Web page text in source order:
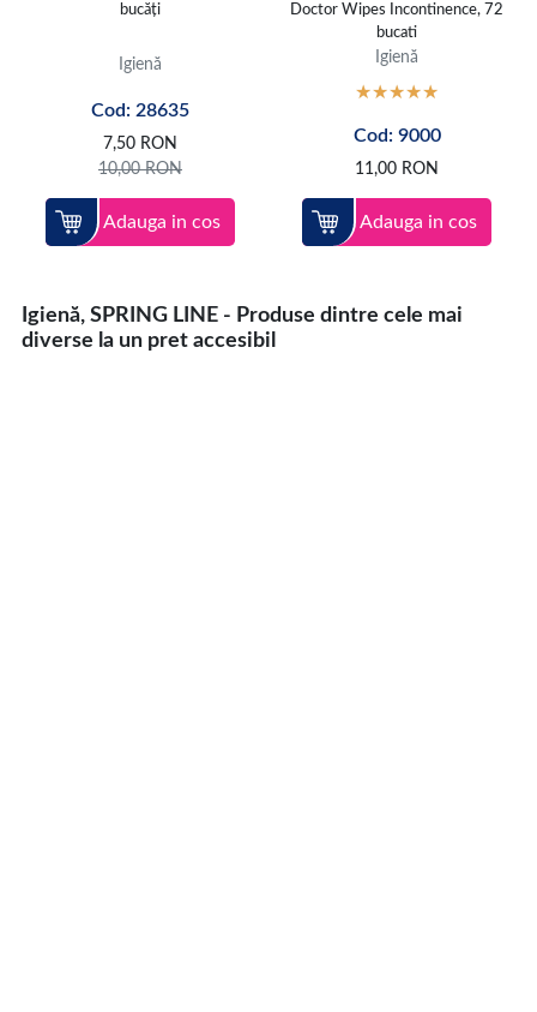
bucăți
Igienă
Cod: 28635
7,50 RON
10,00RON
Adauga in cos
Doctor Wipes Incontinence, 72
bucati
Igienă
Cod: 9000
11,00 RON
Adauga in cos
Igienă, SPRING LINE - Produse dintre cele mai
diverse la un pret accesibil